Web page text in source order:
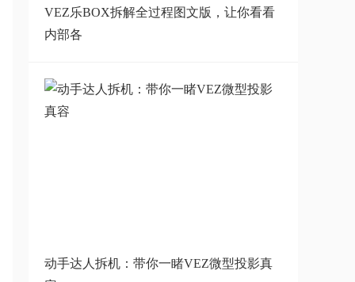
好？
有！
VEZ乐BOX拆解全过程图文版，让你看看
内部各
动手达人拆机：带你一睹VEZ微型投影真